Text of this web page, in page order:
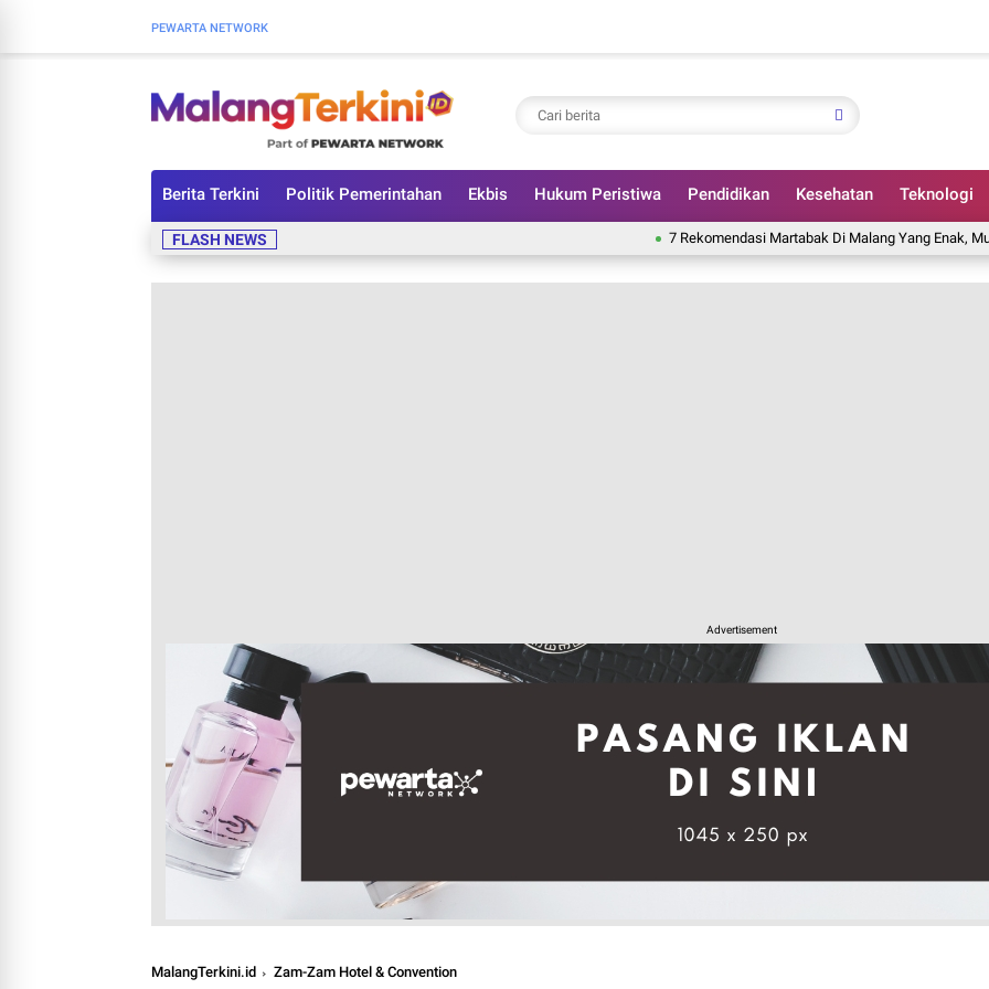
PEWARTA NETWORK
Berita Terkini Politik Pemerintahan Ekbis Hukum Peristiwa Pendidikan Kesehatan Teknologi
FLASH NEWS 7 Rekomendasi Martabak Di Malang Yang Enak, Murah, Dan
Advertisement
MalangTerkini.id Zam-Zam Hotel & Convention